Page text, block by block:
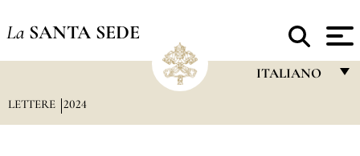
La SANTA SEDE
ITALIANO
LETTERE 2024